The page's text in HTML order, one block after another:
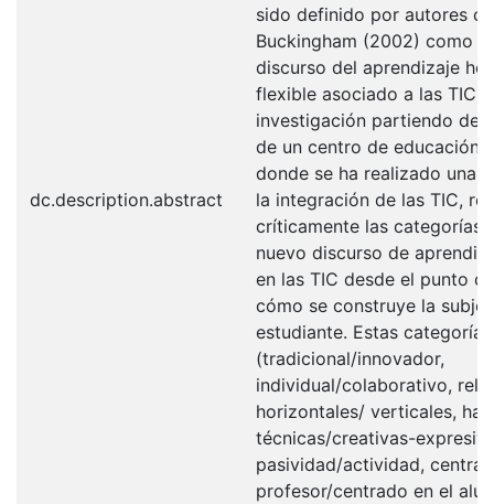
dc.description.abstract
sido definido por autores
Buckingham (2002) como
discurso del aprendizaje
flexible asociado a las TIC.
investigación partiendo de
de un centro de educación
donde se ha realizado una
la integración de las TIC,
críticamente las categorías
nuevo discurso de
en las TIC desde el punto
cómo se construye la
estudiante. Estas categorías
(tradicional/innovador,
individual/colaborativo,
horizontales/ verticales,
técnicas/creativas-
pasividad/actividad,
profesor/centrado en el